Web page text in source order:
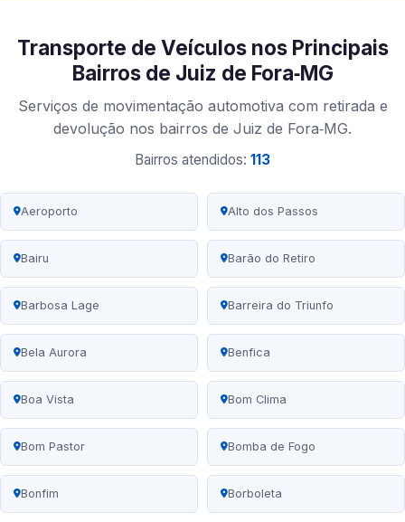
Transporte de Veículos nos Principais
Bairros de Juiz de Fora‑MG
Serviços de movimentação automotiva com retirada e
devolução nos bairros de Juiz de Fora‑MG.
Bairros atendidos: 113
Aeroporto Alto dos Passos
Bairu Barão do Retiro
Barbosa Lage Barreira do Triunfo
Bela Aurora Benfica
Boa Vista Bom Clima
Bom Pastor Bomba de Fogo
Bonfim Borboleta